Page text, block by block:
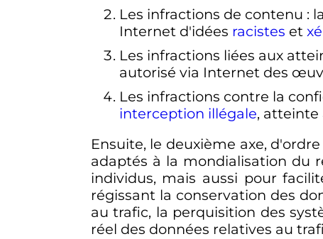
Les infractions de contenu :
Internet d'idées racistes et
Les infractions liées aux
autorisé via Internet des
Les infractions contre la
interception illégale, atteinte
Ensuite, le deuxième axe,
adaptés à la mondialisation du
individus, mais aussi pour
régissant la conservation des
au trafic, la perquisition des
réel des données relatives au